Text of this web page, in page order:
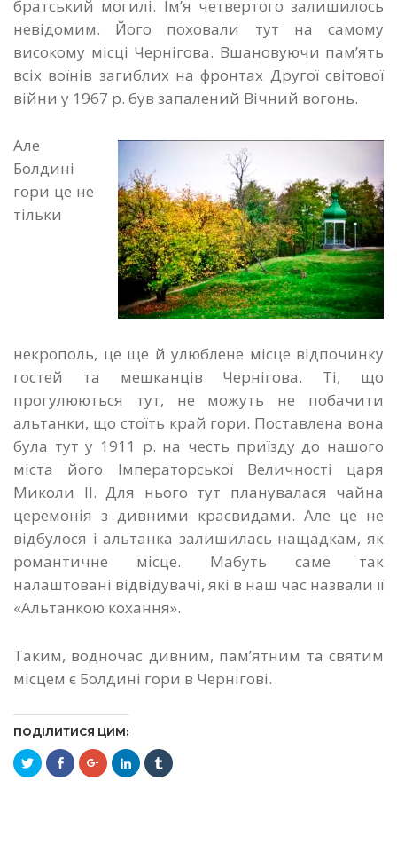
братський могилі. Ім’я четвертого залишилось
невідомим. Його поховали тут на самому
високому місці Чернігова. Вшановуючи пам’ять
всіх воїнів загиблих на фронтах Другої світової
війни у 1967 р. був запалений Вічний вогонь.
Але
Болдині
гори це не
тільки
некрополь, це ще й улюблене місце відпочинку
гостей та мешканців Чернігова. Ті, що
прогулюються тут, не можуть не побачити
альтанки, що стоїть край гори. Поставлена вона
була тут у 1911 р. на честь приїзду до нашого
міста його Імператорської Величності царя
Миколи ІІ. Для нього тут планувалася чайна
церемонія з дивними краєвидами. Але це не
відбулося і альтанка залишилась нащадкам, як
романтичне місце. Мабуть саме так
налаштовані відвідувачі, які в наш час назвали її
«Альтанкою кохання».
Таким, водночас дивним, пам’ятним та святим
місцем є Болдині гори в Чернігові.
ПОДІЛИТИСЯ ЦИМ:
Click
to
share
Click
to
share
Click
to
share
Click
to
share
Click
to